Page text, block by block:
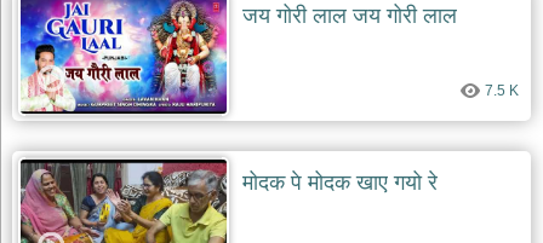
जय गोरी लाल जय गोरी लाल
7.5 K
मोदक पे मोदक खाए गयो रे